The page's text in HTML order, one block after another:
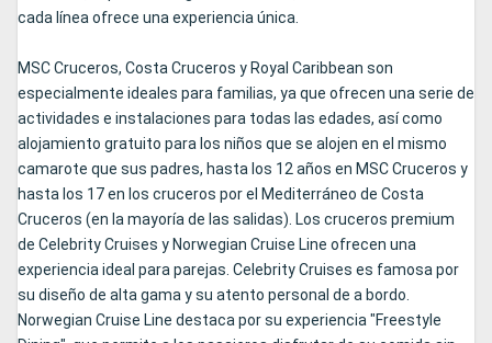
cada línea ofrece una experiencia única.
MSC Cruceros, Costa Cruceros y Royal Caribbean son
especialmente ideales para familias, ya que ofrecen una serie de
actividades e instalaciones para todas las edades, así como
alojamiento gratuito para los niños que se alojen en el mismo
camarote que sus padres, hasta los 12 años en MSC Cruceros y
hasta los 17 en los cruceros por el Mediterráneo de Costa
Cruceros (en la mayoría de las salidas). Los cruceros premium
de Celebrity Cruises y Norwegian Cruise Line ofrecen una
experiencia ideal para parejas. Celebrity Cruises es famosa por
su diseño de alta gama y su atento personal de a bordo.
Norwegian Cruise Line destaca por su experiencia "Freestyle